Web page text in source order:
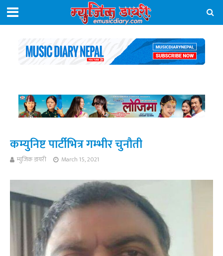
कम्युनिष्ट पार्टीभित्र गम्भीर चुनौती
म्युजिक डायरी March 15, 2021